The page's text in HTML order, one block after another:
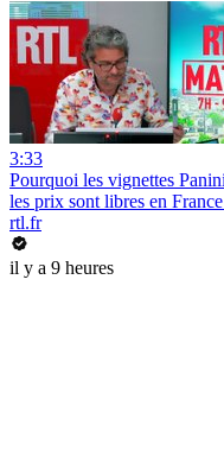
3:33
Pourquoi les vignettes
les prix sont libres en
rtl.fr
il y a 9 heures